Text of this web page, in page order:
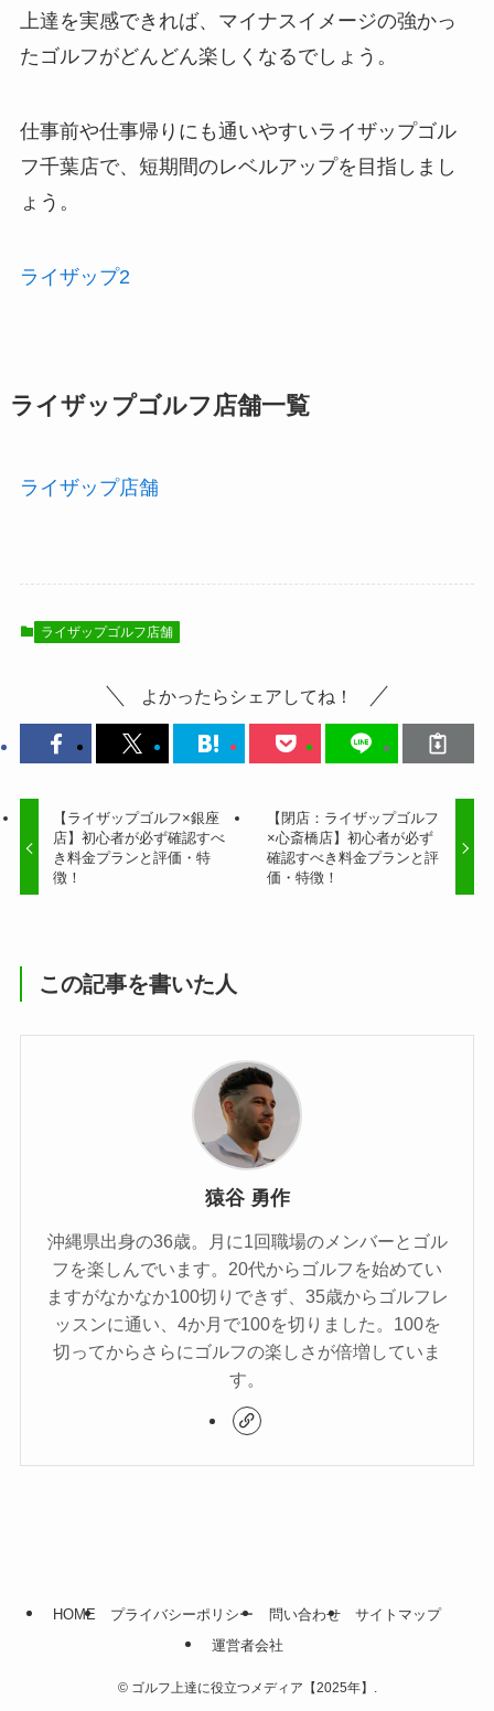
上達を実感できれば、マイナスイメージの強かっ
たゴルフがどんどん楽しくなるでしょう。
仕事前や仕事帰りにも通いやすいライザップゴル
フ千葉店で、短期間のレベルアップを目指しまし
ょう。
ライザップ2
ライザップゴルフ店舗一覧
ライザップ店舗
ライザップゴルフ店舗
よかったらシェアしてね！
【ライザップゴルフ×銀座
店】初心者が必ず確認すべ
き料金プランと評価・特
徴！
【閉店：ライザップゴルフ
×心斎橋店】初心者が必ず
確認すべき料金プランと評
価・特徴！
この記事を書いた人
猿谷 勇作
沖縄県出身の36歳。月に1回職場のメンバーとゴル
フを楽しんでいます。20代からゴルフを始めてい
ますがなかなか100切りできず、35歳からゴルフレ
ッスンに通い、4か月で100を切りました。100を
切ってからさらにゴルフの楽しさが倍増していま
す。
HOME プライバシーポリシー 問い合わせ
サイトマップ
運営者会社
©ゴルフ上達に役立つメディア【2025年】.